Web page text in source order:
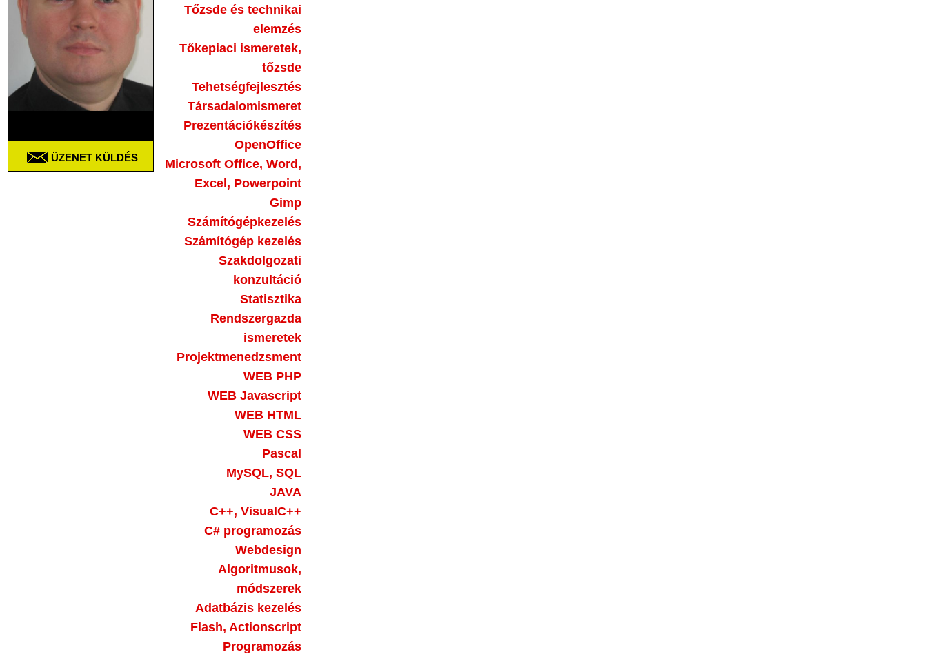
ÜZENET KÜLDÉS
Tőzsde és technikai
elemzés
Tőkepiaci ismeretek,
tőzsde
Tehetségfejlesztés
Társadalomismeret
Prezentációkészítés
OpenOffice
Microsoft Office, Word,
Excel, Powerpoint
Gimp
Számítógépkezelés
Számítógép kezelés
Szakdolgozati
konzultáció
Statisztika
Rendszergazda
ismeretek
Projektmenedzsment
WEB PHP
WEB Javascript
WEB HTML
WEB CSS
Pascal
MySQL, SQL
JAVA
C++, VisualC++
C# programozás
Webdesign
Algoritmusok,
módszerek
Adatbázis kezelés
Flash, Actionscript
Programozás